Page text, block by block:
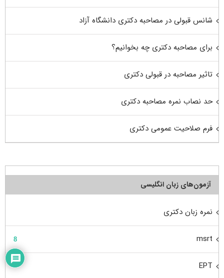
شانس قبولی در مصاحبه دکتری دانشگاه آزاد
برای مصاحبه دکتری چه بخوانیم؟
تاثیر مصاحبه در قبولی دکتری
حد نصاب نمره مصاحبه دکتری
فرم صلاحیت عمومی دکتری
آزمون‌های زبان انگلیسی
نمره زبان دکتری
msrt
EPT
8